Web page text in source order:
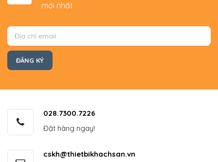
mới nhất
028.7300.7226
Đặt hàng ngay!
cskh@thietbikhachsan.vn